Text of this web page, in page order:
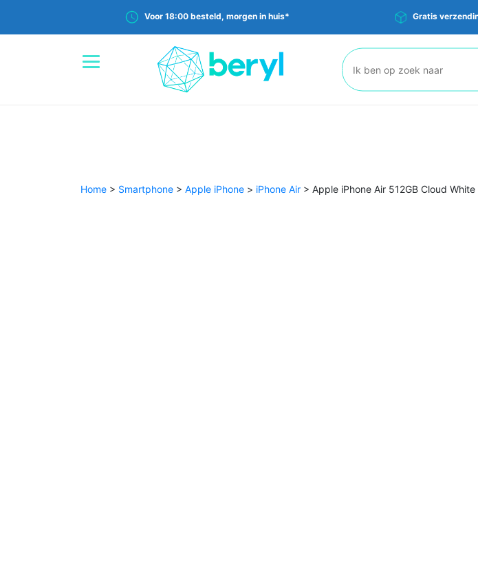
Voor 18:00 besteld, morgen in huis* Gratis
Zoeken:
Home > Smartphone > Apple iPhone > iPhone Air > Apple iPhone Air 512GB Cloud White